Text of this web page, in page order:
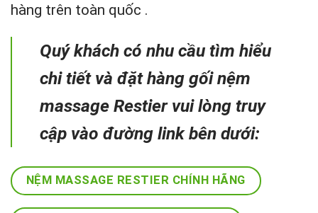
hàng trên toàn quốc .
Quý khách có nhu cầu tìm hiểu
chi tiết và đặt hàng gối nệm
massage Restier vui lòng truy
cập vào đường link bên dưới:
NỆM MASSAGE RESTIER CHÍNH HÃNG